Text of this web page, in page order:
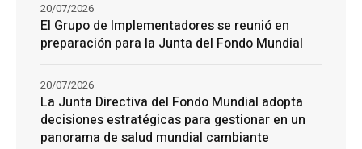
El Grupo de Implementadores se reunió en
preparación para la Junta del Fondo Mundial
20/07/2026
La Junta Directiva del Fondo Mundial adopta
decisiones estratégicas para gestionar en un
panorama de salud mundial cambiante
20/07/2026